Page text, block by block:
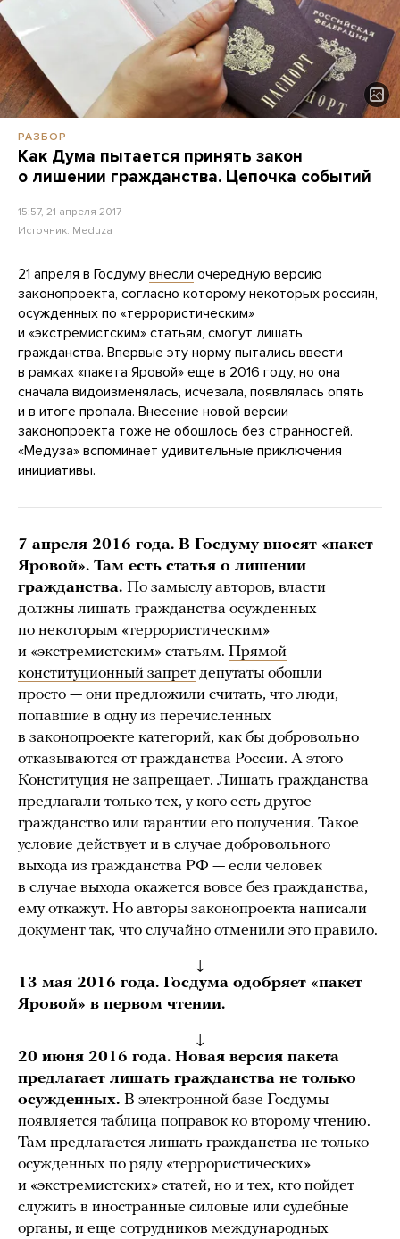
РАЗБОР
Как Дума пытается принять закон
о лишении гражданства. Цепочка событий
15:57, 21 апреля 2017
Источник: Meduza
21 апреля в Госдуму внесли очередную версию
законопроекта, согласно которому некоторых россиян,
осужденных по «террористическим»
и «экстремистским» статьям, смогут лишать
гражданства. Впервые эту норму пытались ввести
в рамках «пакета Яровой» еще в 2016 году, но она
сначала видоизменялась, исчезала, появлялась опять
и в итоге пропала. Внесение новой версии
законопроекта тоже не обошлось без странностей.
«Медуза» вспоминает удивительные приключения
инициативы.
7 апреля 2016 года. В Госдуму вносят «пакет
Яровой». Там есть статья о лишении
гражданства. По замыслу авторов, власти
должны лишать гражданства осужденных
по некоторым «террористическим»
и «экстремистским» статьям. Прямой
конституционный запрет депутаты обошли
просто — они предложили считать, что люди,
попавшие в одну из перечисленных
в законопроекте категорий, как бы добровольно
отказываются от гражданства России. А этого
Конституция не запрещает. Лишать гражданства
предлагали только тех, у кого есть другое
гражданство или гарантии его получения. Такое
условие действует и в случае добровольного
выхода из гражданства РФ — если человек
в случае выхода окажется вовсе без гражданства,
ему откажут. Но авторы законопроекта написали
документ так, что случайно отменили это правило.
↓
13 мая 2016 года. Госдума одобряет «пакет
Яровой» в первом чтении.
↓
20 июня 2016 года. Новая версия пакета
предлагает лишать гражданства не только
осужденных. В электронной базе Госдумы
появляется таблица поправок ко второму чтению.
Там предлагается лишать гражданства не только
осужденных по ряду «террористических»
и «экстремистских» статей, но и тех, кто пойдет
служить в иностранные силовые или судебные
органы, и еще сотрудников международных